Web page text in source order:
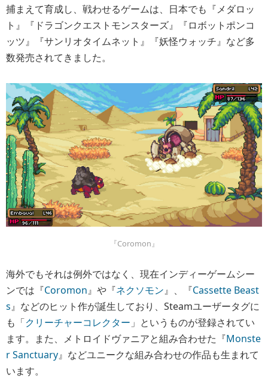
捕まえて育成し、戦わせるゲームは、日本でも『メダロッ
ト』『ドラゴンクエストモンスターズ』『ロボットポンコ
ッツ』『サンリオタイムネット』『妖怪ウォッチ』など多
数発売されてきました。
『Coromon』
海外でもそれは例外ではなく、現在インディーゲームシー
ンでは『Coromon』や『ネクソモン』、『Cassette Beast
s』などのヒット作が誕生しており、Steamユーザータグに
も「クリーチャーコレクター 」というものが登録されてい
ます。また、メトロイドヴァニアと組み合わせた『Monste
r Sanctuary』などユニークな組み合わせの作品も生まれて
います。